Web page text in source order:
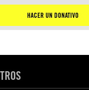
HACER UN DONATIVO